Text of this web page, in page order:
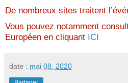
De nombreux sites traitent
Vous pouvez notamment
Européen en cliquant ICI
date : mai 08, 2020